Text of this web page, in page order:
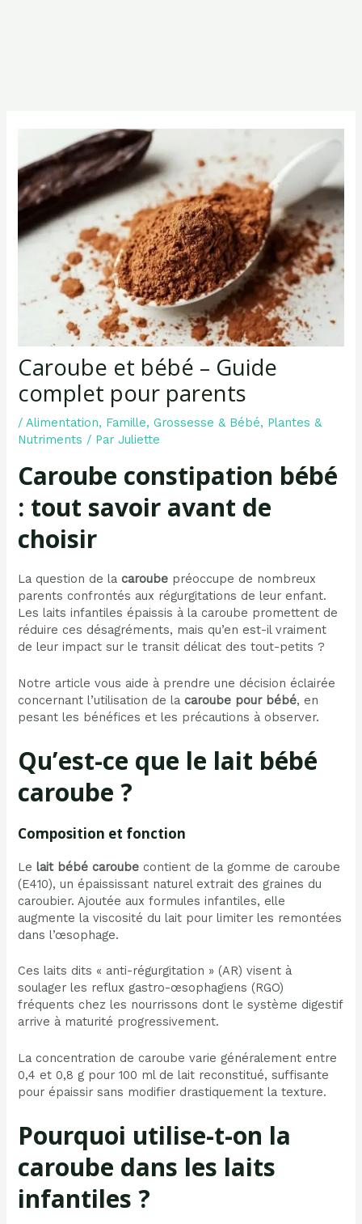
Caroube et bébé – Guide
complet pour parents
/Alimentation, Famille,Grossesse & Bébé, Plantes &
Nutriments / ParJuliette
Caroube constipation bébé
: tout savoir avant de
choisir
La question de lacaroube préoccupe de nombreux
parents confrontés aux régurgitations de leur enfant.
Les laits infantiles épaissis à la caroube promettent de
réduire ces désagréments, mais qu’en est-il vraiment
de leur impact sur le transit délicat des tout-petits ?
Notre article vous aide à prendre une décision éclairée
concernant l’utilisation de lacaroube pour bébé, en
pesant les bénéfices et les précautions à observer.
Qu’est-ce que le lait bébé
caroube ?
Composition et fonction
Lelait bébé caroube contient de la gomme de caroube
(E410), un épaississant naturel extrait des graines du
caroubier. Ajoutée aux formules infantiles, elle
augmente la viscosité du lait pour limiter les remontées
dans l’œsophage.
Ces laits dits « anti-régurgitation » (AR) visent à
soulager les reflux gastro-œsophagiens (RGO)
fréquents chez les nourrissons dont le système digestif
arrive à maturité progressivement.
La concentration de caroube varie généralement entre
0,4 et 0,8 g pour 100 ml de lait reconstitué, suffisante
pour épaissir sans modifier drastiquement la texture.
Pourquoi utilise-t-on la
caroube dans les laits
infantiles ?